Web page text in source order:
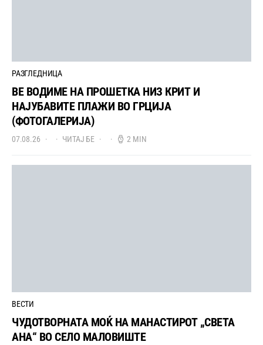
РАЗГЛЕДНИЦА
ВЕ ВОДИМЕ НА ПРОШЕТКА НИЗ КРИТ И
НАЈУБАВИТЕ ПЛАЖИ ВО ГРЦИЈА
(ФОТОГАЛЕРИЈА)
07.08.26 ЧИТАЈ БЕ 2 MIN
ВЕСТИ
ЧУДОТВОРНАТА МОЌ НА МАНАСТИРОТ „СВЕТА
АНА“ ВО СЕЛО МАЛОВИШТЕ